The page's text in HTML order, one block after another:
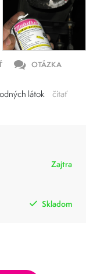
OTÁZKA
látok
čítať
Zajtra
Skladom